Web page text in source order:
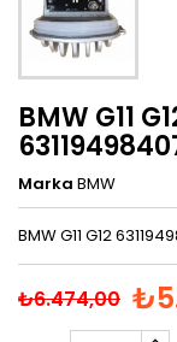
BMW G11
Marka BMW
BMW G11 G12
₺6.474,00